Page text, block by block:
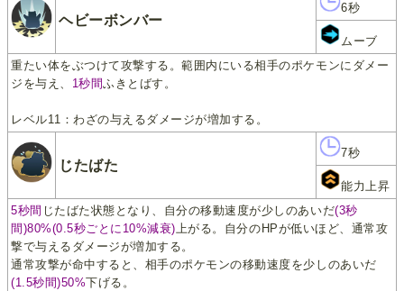
ヘビーボンバー
6秒
ムーブ
重たい体をぶつけて攻撃する。範囲内にいる相手のポケモンにダメー
ジを与え、 1秒間ふきとばす。
レベル11：わざの与えるダメージが増加する。
じたばた
7秒
能力上昇
5秒間 じたばた状態となり、自分の移動速度が少しのあいだ(3秒
間)80%(0.5秒ごとに10%減衰)上がる。自分のHPが低いほど、通常攻
撃で与えるダメージが増加する。
通常攻撃が命中すると、相手のポケモンの移動速度を少しのあいだ
(1.5秒間)50%下げる。